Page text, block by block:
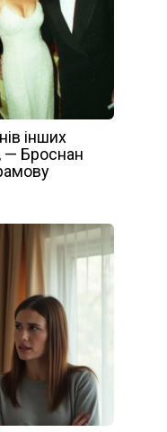
інших
— Броснан